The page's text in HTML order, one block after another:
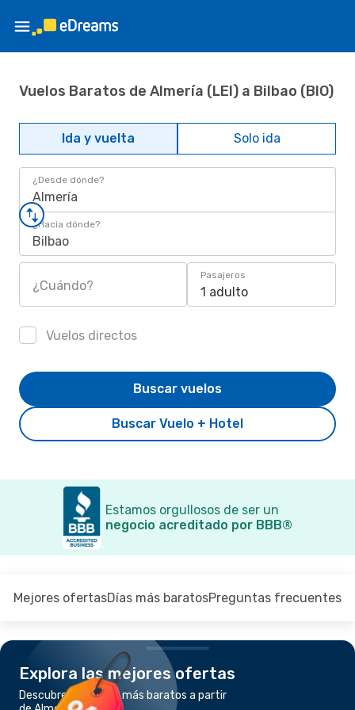
Vuelos Baratos de Almería (LEI) a Bilbao (BIO)
Ida y vuelta Solo ida
¿Desde dónde?
Almería
¿Hacia dónde?
Bilbao
¿Cuándo?
Pasajeros
1 adulto
Vuelos directos
Buscar Vuelo + Hotel
Buscar vuelos
Estamos orgullosos de ser un
negocio acreditado por BBB®
Mejores ofertasDías más baratosPreguntas frecuentes
Explora las mejores ofertas
Descubre los vuelos más baratos a partir